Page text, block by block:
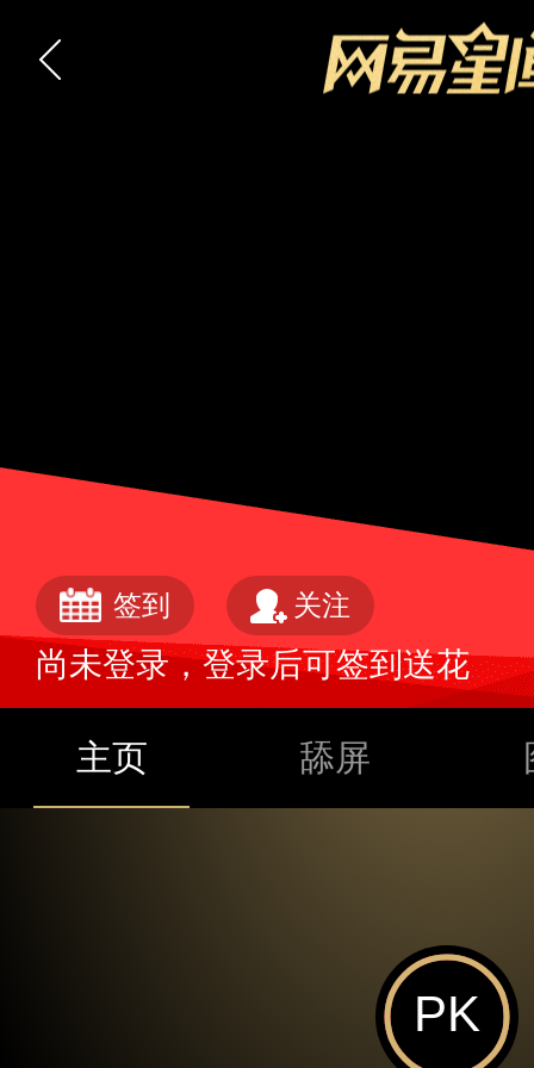
签到
尚未登录，登录后可签到送花
关注
主页 舔屏
PK